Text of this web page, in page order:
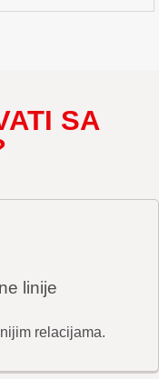
SA
linije
relacijama.